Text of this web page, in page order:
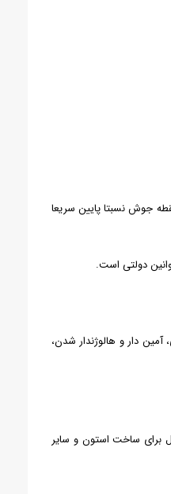
جوش نسبتا پایین سریعا
دولتی است.
دار و هالوژندار شدن،
برای ساخت استون و سایر